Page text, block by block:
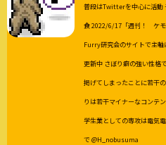
普段はTwitterを中心に活動
食 2022/6/17「週刊！ ケモ
Furry研究会のサイトで主軸
更新中 さぼり癖の強い性格
掲げてしまったことに若干
りは若干マイナーなコンテ
学生業としての専攻は電気
で @H_nobusuma